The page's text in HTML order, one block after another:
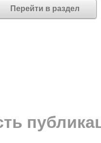
Перейти в раздел